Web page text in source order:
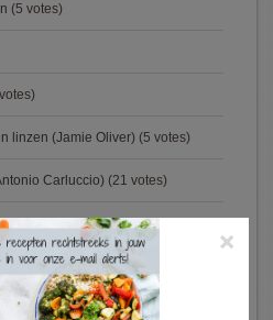
(5 votes)
linzen (Jamie Oliver) (5 votes)
Carluccio) (21 votes)
met prei en spek (Colruyt)
(14 votes)
×